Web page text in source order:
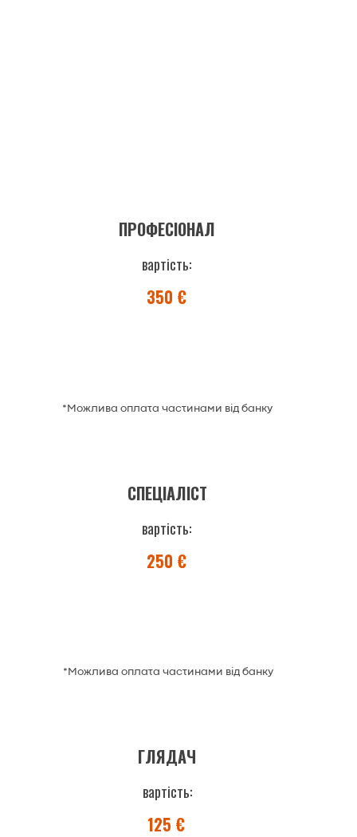
ПРОФЕСІОНАЛ
350 €
вартість:
*Можлива оплата частинами від банку
СПЕЦІАЛІСТ
250 €
вартість:
*Можлива оплата частинами від банку
ГЛЯДАЧ
125 €
вартість: